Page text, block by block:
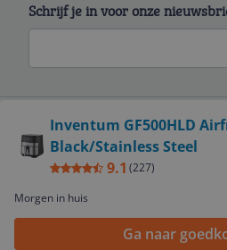
Inventum GF500HLD
Black/Stainless Steel
9.1 (227)
Morgen in huis
Ga naar
Schrijf je in voor onze
Service
Algemeen